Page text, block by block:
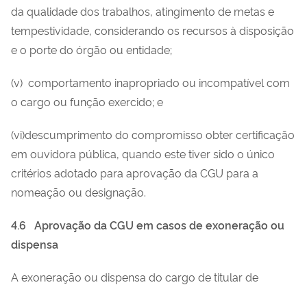
da qualidade dos trabalhos, atingimento de metas e
tempestividade, considerando os recursos à disposição
e o porte do órgão ou entidade;
(v) comportamento inapropriado ou incompatível com
o cargo ou função exercido; e
(vi)descumprimento do compromisso obter certificação
em ouvidora pública, quando este tiver sido o único
critérios adotado para aprovação da CGU para a
nomeação ou designação.
4.6 Aprovação da CGU em casos de exoneração ou
dispensa
A exoneração ou dispensa do cargo de titular de